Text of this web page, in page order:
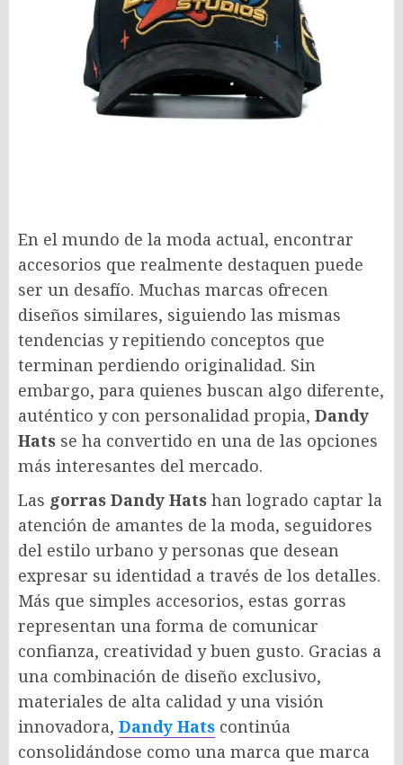
En el mundo de la moda actual, encontrar
accesorios que realmente destaquen puede
ser un desafío. Muchas marcas ofrecen
diseños similares, siguiendo las mismas
tendencias y repitiendo conceptos que
terminan perdiendo originalidad. Sin
embargo, para quienes buscan algo diferente,
auténtico y con personalidad propia, Dandy
Hats se ha convertido en una de las opciones
más interesantes del mercado.
Las gorras Dandy Hats han logrado captar la
atención de amantes de la moda, seguidores
del estilo urbano y personas que desean
expresar su identidad a través de los detalles.
Más que simples accesorios, estas gorras
representan una forma de comunicar
confianza, creatividad y buen gusto. Gracias a
una combinación de diseño exclusivo,
materiales de alta calidad y una visión
innovadora, Dandy Hats continúa
consolidándose como una marca que marca